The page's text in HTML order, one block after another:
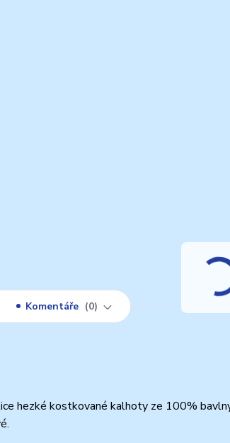
Komentáře 0
hezké kostkované kalhoty ze 100%